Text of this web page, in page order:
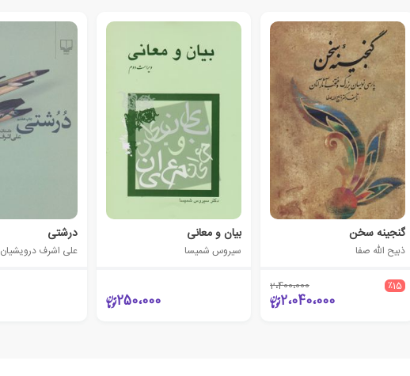
گنجینه سخن
ذبیح الله صفا
٪15 2،400،000
2،040،000
بیان و معانی
سیروس شمیسا
250،000
درشتی
علی اشرف درویشیان